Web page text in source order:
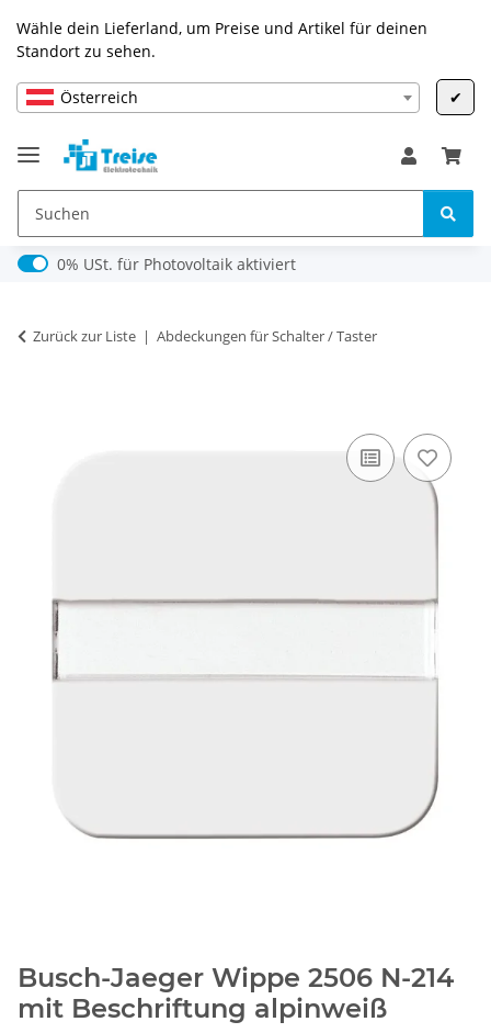
Wähle dein Lieferland, um Preise und Artikel für deinen
Standort zu sehen.
Österreich ✔
0% USt. für Photovoltaik (§ 12 Abs. 3 UStG)
0% USt. für Photovoltaik aktiviert
Zurück zur Liste Abdeckungen für Schalter / Taster
Busch-Jaeger Wippe 2506 N-214
mit Beschriftung alpinweiß